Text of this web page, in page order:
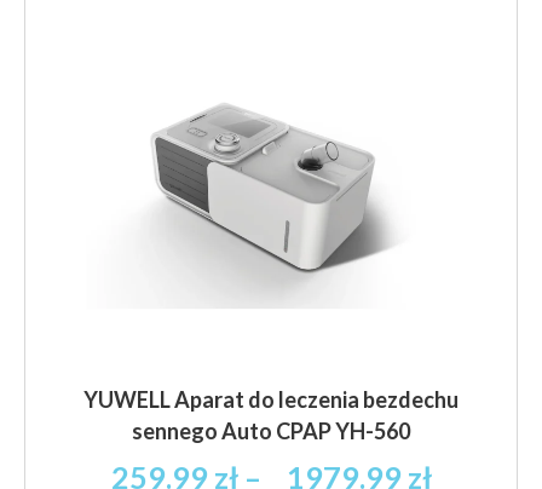
YUWELL Aparat do leczenia bezdechu
sennego Auto CPAP YH-560
259.99 zł – 1979.99 złZakres